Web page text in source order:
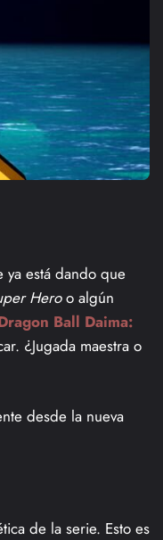
ya está dando que
Heroo algún
Ball Daima:
¿Jugada maestra o
desde la nueva
de la serie. Esto es